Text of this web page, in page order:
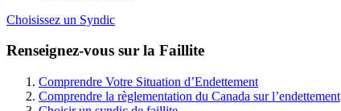
Choisissez un Syndic
Renseignez-vous sur la Faillite
Comprendre Votre Situation d’Endettement
Comprendre la règlementation du Canada sur l’endettement